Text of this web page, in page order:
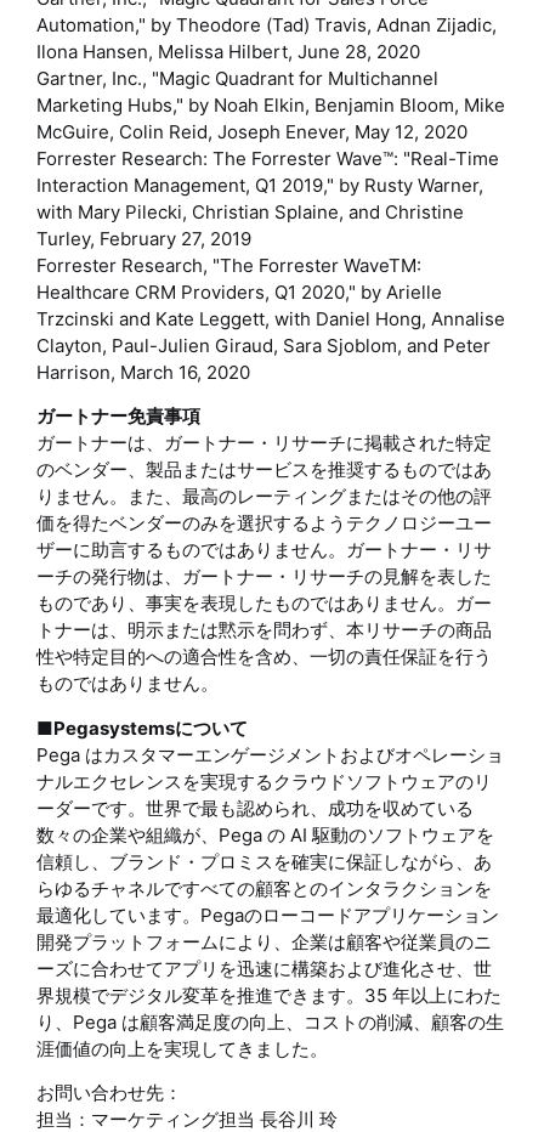
Automation," by Theodore (Tad) Travis, Adnan Zijadic,
Ilona Hansen, Melissa Hilbert, June 28, 2020
Gartner, Inc., "Magic Quadrant for Multichannel
Marketing Hubs," by Noah Elkin, Benjamin Bloom, Mike
McGuire, Colin Reid, Joseph Enever, May 12, 2020
Forrester Research: The Forrester Wave™: "Real-Time
Interaction Management, Q1 2019," by Rusty Warner,
with Mary Pilecki, Christian Splaine, and Christine
Turley, February 27, 2019
Forrester Research, "The Forrester WaveTM:
Healthcare CRM Providers, Q1 2020," by Arielle
Trzcinski and Kate Leggett, with Daniel Hong, Annalise
Clayton, Paul-Julien Giraud, Sara Sjoblom, and Peter
Harrison, March 16, 2020
ガートナー免責事項
ガートナーは、ガートナー・リサーチに掲載された特定
のベンダー、製品またはサービスを推奨するものではあ
りません。また、最高のレーティングまたはその他の評
価を得たベンダーのみを選択するようテクノロジーユー
ザーに助言するものではありません。ガートナー・リサ
ーチの発行物は、ガートナー・リサーチの見解を表した
ものであり、事実を表現したものではありません。ガー
トナーは、明示または黙示を問わず、本リサーチの商品
性や特定目的への適合性を含め、一切の責任保証を行う
ものではありません。
■Pegasystemsについて
Pega はカスタマーエンゲージメントおよびオペレーショ
ナルエクセレンスを実現するクラウドソフトウェアのリ
ーダーです。世界で最も認められ、成功を収めている
数々の企業や組織が、Pega の AI 駆動のソフトウェアを
信頼し、ブランド・プロミスを確実に保証しながら、あ
らゆるチャネルですべての顧客とのインタラクションを
最適化しています。Pegaのローコードアプリケーション
開発プラットフォームにより、企業は顧客や従業員のニ
ーズに合わせてアプリを迅速に構築および進化させ、世
界規模でデジタル変革を推進できます。35 年以上にわた
り、Pega は顧客満足度の向上、コストの削減、顧客の生
涯価値の向上を実現してきました。
お問い合わせ先：
担当：マーケティング担当 長谷川 玲